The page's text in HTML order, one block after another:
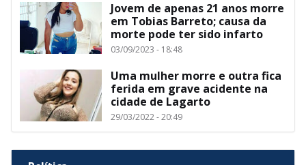
Jovem de apenas 21 anos morre
em Tobias Barreto; causa da
morte pode ter sido infarto
03/09/2023 - 18:48
Uma mulher morre e outra fica
ferida em grave acidente na
cidade de Lagarto
29/03/2022 - 20:49